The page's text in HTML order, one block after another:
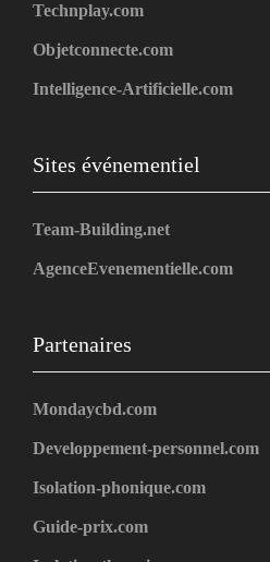
Technplay.com
Objetconnecte.com
Intelligence-Artificielle.com
Sites événementiel
Team-Building.net
AgenceEvenementielle.com
Partenaires
Mondaycbd.com
Developpement-personnel.com
Isolation-phonique.com
Guide-prix.com